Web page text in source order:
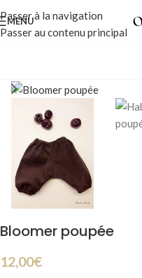
Passer à la navigation
Passer au contenu principal
MENU
Bloomer poupée
12,00€